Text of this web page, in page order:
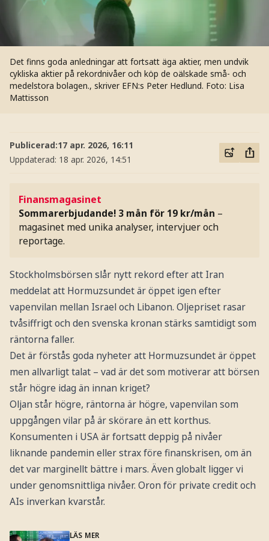
Det finns goda anledningar att fortsatt äga aktier, men undvik
cykliska aktier på rekordnivåer och köp de oälskade små- och
medelstora bolagen., skriver EFN:s Peter Hedlund. Foto: Lisa
Mattisson
Publicerad:17 apr. 2026, 16:11
Uppdaterad: 18 apr. 2026, 14:51
Finansmagasinet
Sommarerbjudande! 3 mån för 19 kr/mån –
magasinet med unika analyser, intervjuer och
reportage.
Stockholmsbörsen slår nytt rekord efter att Iran
meddelat att Hormuzsundet är öppet igen efter
vapenvilan mellan Israel och Libanon. Oljepriset rasar
tvåsiffrigt och den svenska kronan stärks samtidigt som
räntorna faller.
Det är förstås goda nyheter att Hormuzsundet är öppet
men allvarligt talat – vad är det som motiverar att börsen
står högre idag än innan kriget?
Oljan står högre, räntorna är högre, vapenvilan som
uppgången vilar på är skörare än ett korthus.
Konsumenten i USA är fortsatt deppig på nivåer
liknande pandemin eller strax före finanskrisen, om än
det var marginellt bättre i mars. Även globalt ligger vi
under genomsnittliga nivåer. Oron för private credit och
AIs inverkan kvarstår.
LÄS MER